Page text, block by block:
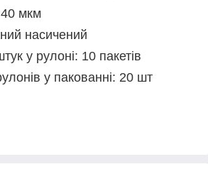
мкм
насичений
у рулоні: 10 пакетів
у пакованні: 20 шт